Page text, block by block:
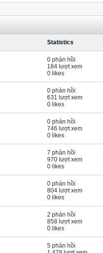
Statistics
0 phản hồi
184 lượt xem
0 likes
0 phản hồi
631 lượt xem
0 likes
0 phản hồi
746 lượt xem
0 likes
7 phản hồi
970 lượt xem
0 likes
0 phản hồi
804 lượt xem
0 likes
2 phản hồi
858 lượt xem
0 likes
5 phản hồi